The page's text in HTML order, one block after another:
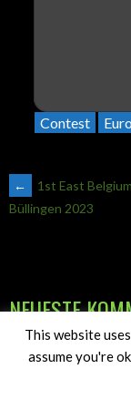
Contest
ARTIKEL-
←
1st East
Büllingen 2023
NEUESTE
Introducing
competitionszu
This website
assume you're